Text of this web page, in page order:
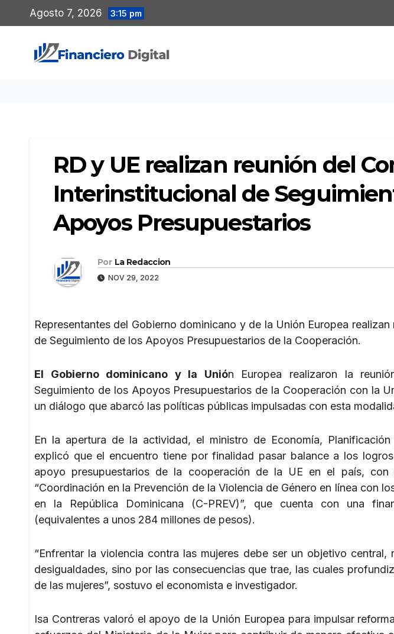
al
contenido
Agosto 7, 2026 3:15 pm
RD y UE realizan reunión del
Interinstitucional de
Apoyos Presupuestarios
Por La Redaccion
NOV 29, 2022
Representantes del Gobierno dominicano y de la Unión Europea
de Seguimiento de los Apoyos Presupuestarios de la Cooperación.
El Gobierno dominicano y la Unión Europea realizaron la
Seguimiento de los Apoyos Presupuestarios de la Cooperación con la
un diálogo que abarcó las políticas públicas impulsadas con esta
En la apertura de la actividad, el ministro de Economía,
explicó que el encuentro tiene por finalidad pasar balance a los
apoyo presupuestarios de la cooperación de la UE en el país, con
“Coordinación en la Prevención de la Violencia de Género en línea con
en la República Dominicana (C-PREV)”, que cuenta con una
(equivalentes a unos 284 millones de pesos).
“Enfrentar la violencia contra las mujeres debe ser un objetivo
desigualdades, sino por las consecuencias que trae, las cuales
de las mujeres”, sostuvo el economista e investigador.
Isa Contreras valoró el apoyo de la Unión Europea para impulsar